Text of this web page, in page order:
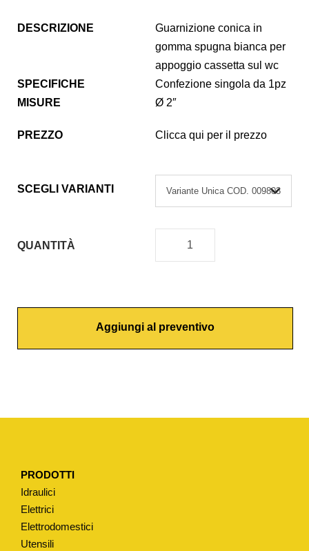
DESCRIZIONE
Guarnizione conica in
gomma spugna bianca per
appoggio cassetta sul wc
SPECIFICHE
Confezione singola da 1pz
MISURE
Ø 2″
PREZZO Clicca qui per il prezzo
SCEGLI VARIANTI
QUANTITÀ
G
R
I
N
O
N
C
Aggiungi al preventivo
PRODOTTI
Idraulici
Elettrici
Elettrodomestici
Utensili